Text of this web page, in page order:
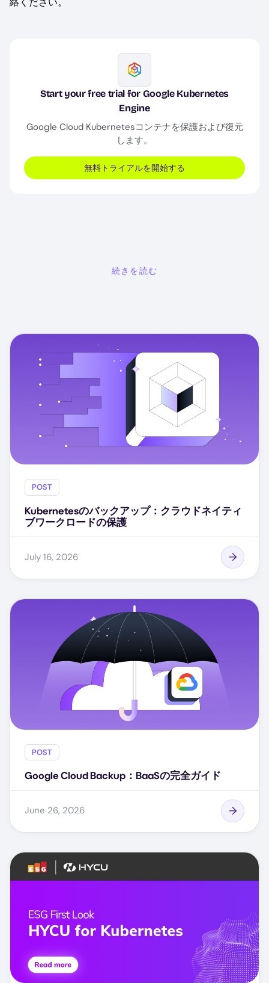
Image
Start your free trial for Google Kubernetes
Engine
Google Cloud Kubernetesコンテナを保護および復元
します。
無料トライアルを開始する
続きを読む
POST
Kubernetesのバックアップ：クラウドネイティ
ブワークロードの保護
July 16, 2026
POST
Google Cloud Backup：BaaSの完全ガイド
June 26, 2026